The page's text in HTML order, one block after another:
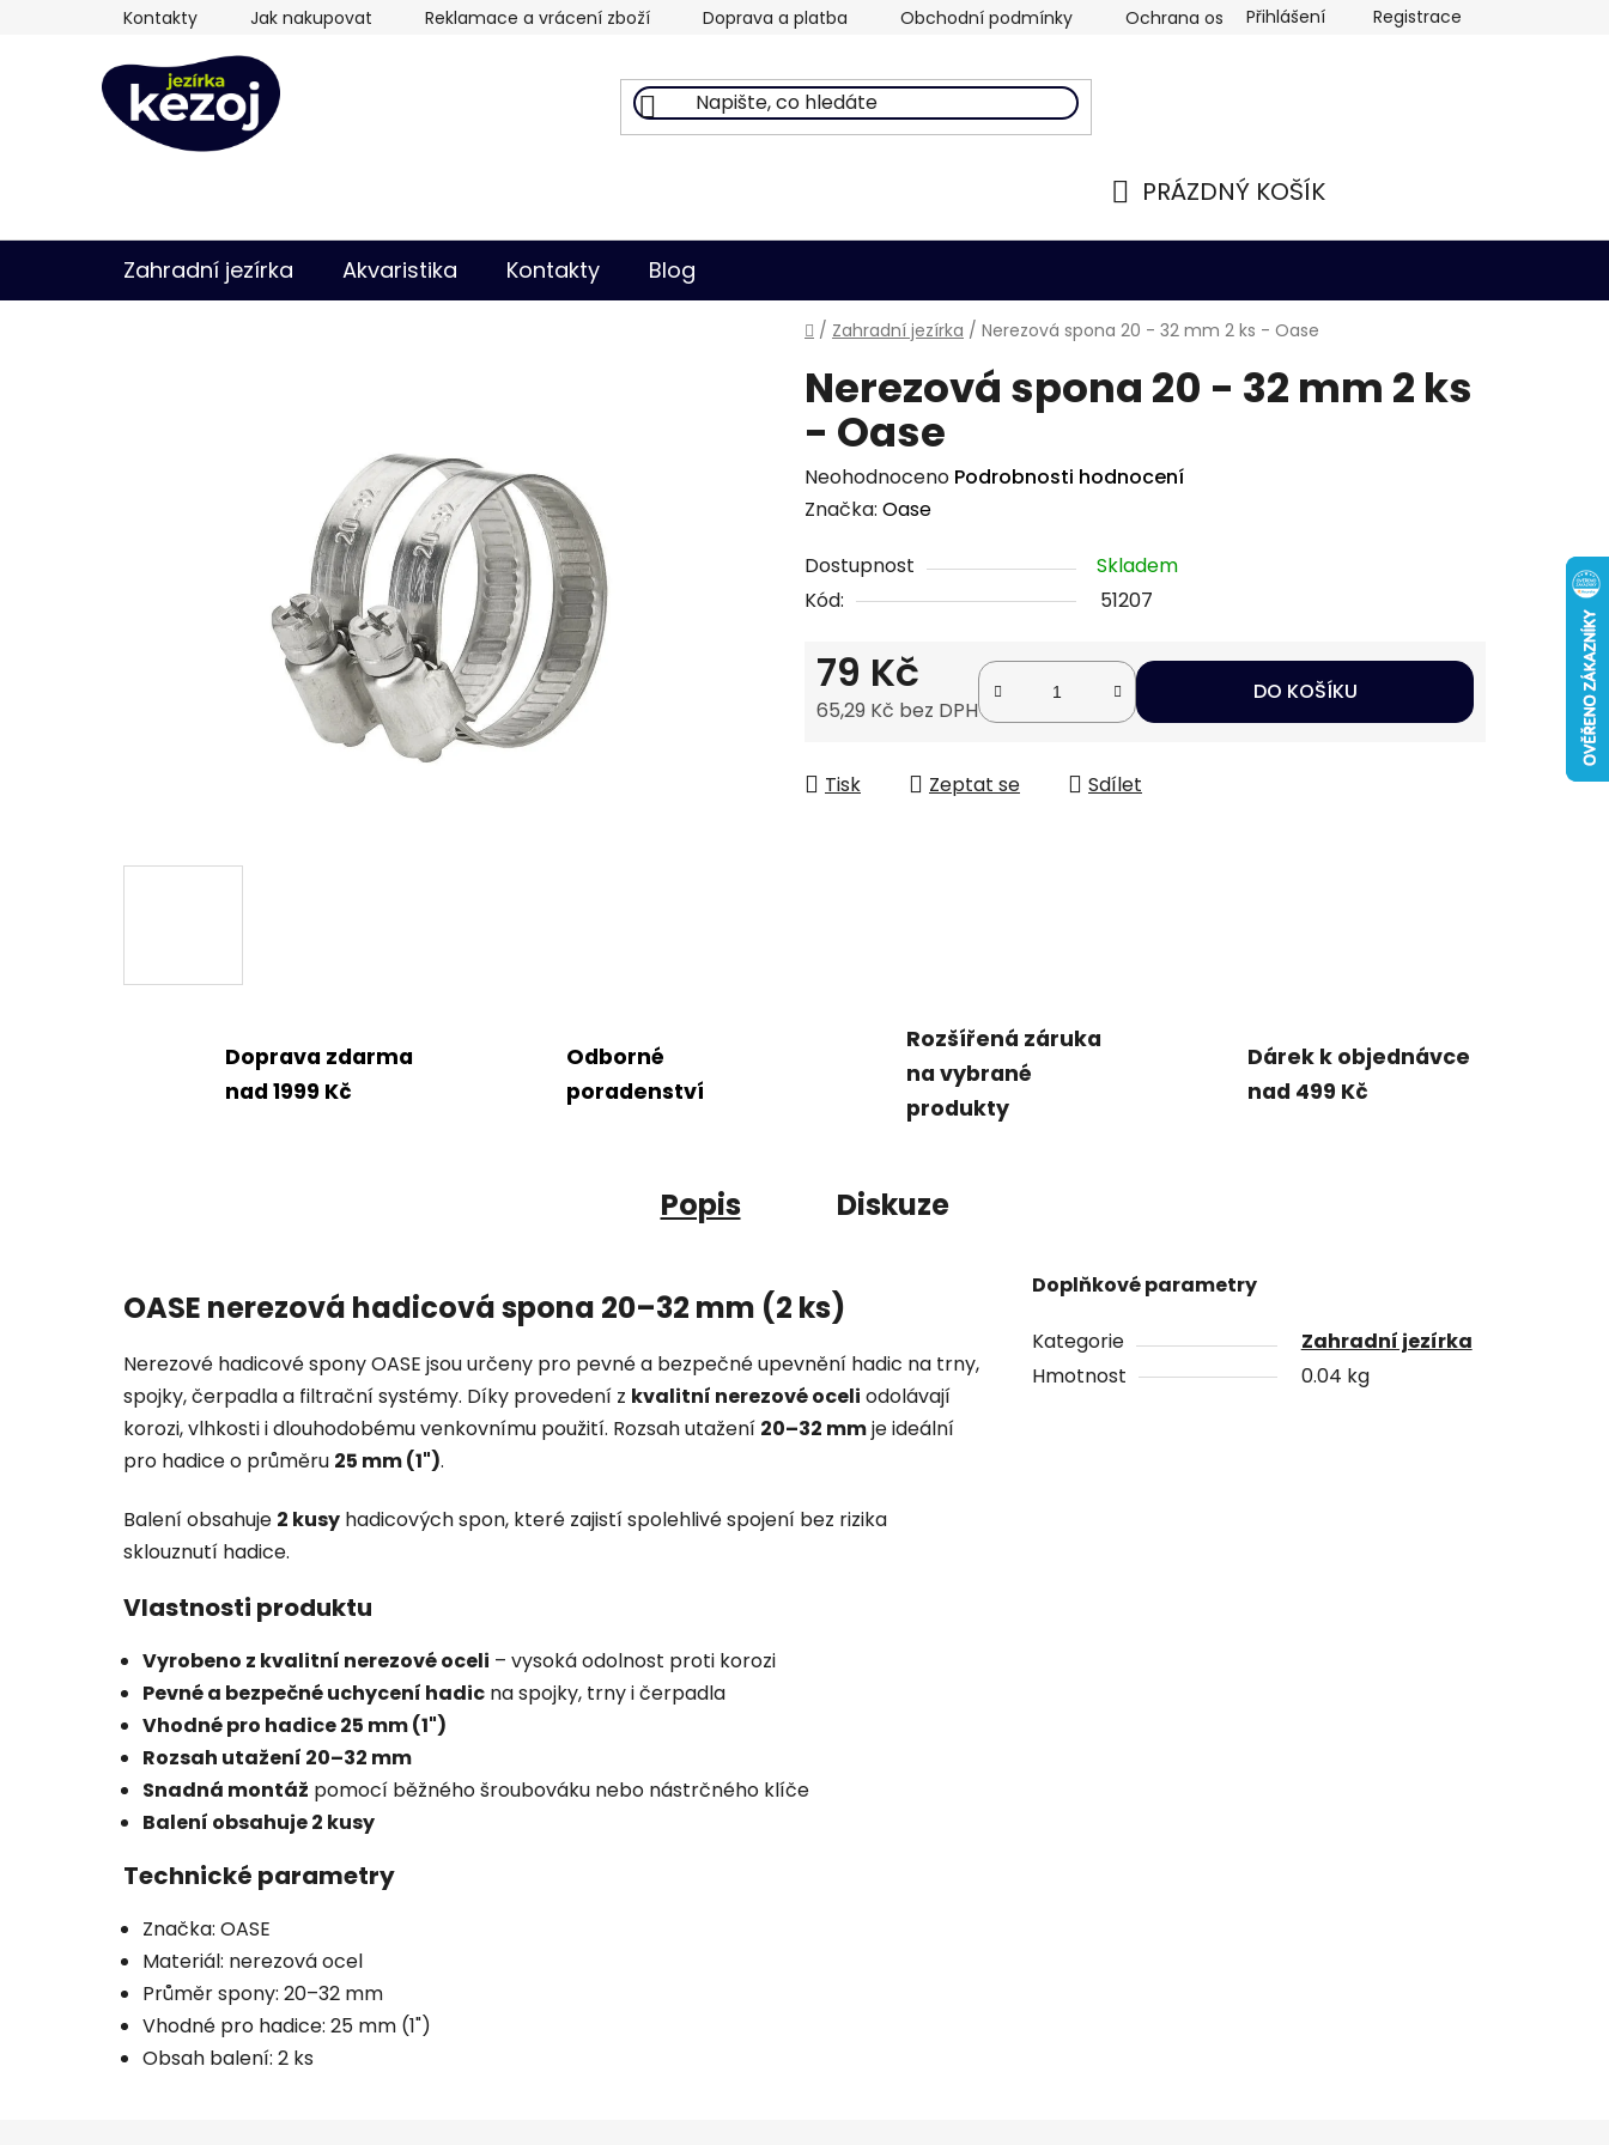
Kontakty Jak nakupovat Reklamace a vrácení zboží Doprava a platba Obchodní podmínky Ochrana osobních údajů
Přihlášení Registrace
PRÁZDNÝ KOŠÍK
Zahradní jezírka Akvaristika Kontakty Blog
Domů
/ Zahradní jezírka / Nerezová spona 20 - 32 mm 2 ks - Oase
Nerezová spona 20 - 32 mm 2 ks
- Oase
Průměrné
hodnocení
je
0,0
hvězdiček.
Neohodnoceno Podrobnosti hodnocení
Značka: Oase
Dostupnost
Skladem
Kód:
51207
79 Kč
65,29 Kč bez DPH
DO KOŠÍKU
Tisk Zeptat se Sdílet
Doprava zdarma
nad 1999 Kč
Odborné
poradenství
Rozšířená záruka
na vybrané
produkty
Dárek k objednávce
nad 499 Kč
Popis Diskuze
OASE nerezová hadicová spona 20–32 mm (2 ks)
Nerezové hadicové spony OASE jsou určeny pro pevné a bezpečné upevnění hadic na trny,
spojky, čerpadla a filtrační systémy. Díky provedení z kvalitní nerezové oceli odolávají
korozi, vlhkosti i dlouhodobému venkovnímu použití. Rozsah utažení 20–32 mmje ideální
pro hadice o průměru 25 mm (1").
Balení obsahuje 2 kusy hadicových spon, které zajistí spolehlivé spojení bez rizika
sklouznutí hadice.
Vlastnosti produktu
Vyrobeno z kvalitní nerezové oceli – vysoká odolnost proti korozi
Pevné a bezpečné uchycení hadic na spojky, trny i čerpadla
Vhodné pro hadice 25 mm (1")
Rozsah utažení 20–32 mm
Snadná montáž pomocí běžného šroubováku nebo nástrčného klíče
Balení obsahuje 2 kusy
Technické parametry
Značka: OASE
Materiál: nerezová ocel
Průměr spony: 20–32 mm
Vhodné pro hadice: 25 mm (1")
Obsah balení: 2 ks
Doplňkové parametry
Kategorie
Zahradní jezírka
Hmotnost
0.04 kg